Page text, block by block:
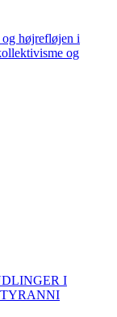
højrefløjen i
og
I